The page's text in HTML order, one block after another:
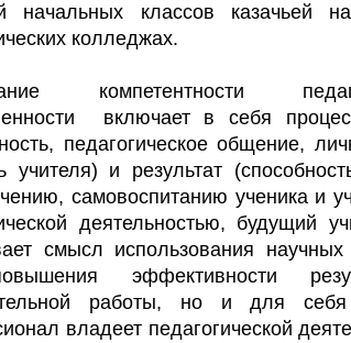
начальных классов казачьей
колледжах.
компетентности
включает в себя
педагогическое общение,
учителя) и результат
самовоспитанию ученика и
деятельностью, будущий
смысл использования
эффективности
работы, но и для
владеет педагогической